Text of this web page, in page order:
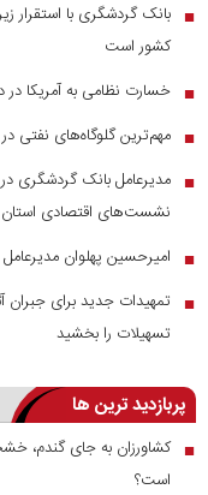
■ بانک گردشگری با استقرار
کشور است
■ خسارت نظامی به آمریکا در
■ مهم‌ترین گلوگاه‌های نفتی
■ مدیرعامل بانک گردشگری
نشست‌های اقتصادی استان
■ امیرحسین پهلوان
■
تمهیدات جدید برای جبران
تسهیلات را بخشید
پربازدید ترین ها
■ کشاورزان به جای گندم،
است؟